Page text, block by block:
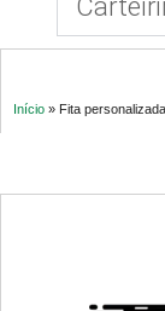
Início » Fita